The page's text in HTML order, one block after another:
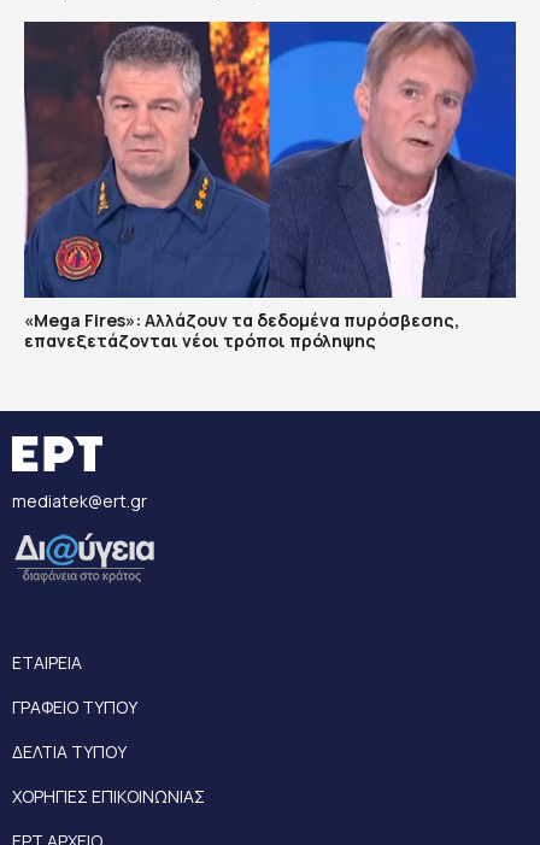
«Mega Fires»: Αλλάζουν τα δεδομένα πυρόσβεσης,
επανεξετάζονται νέοι τρόποι πρόληψης
mediatek@ert.gr
ΕΤΑΙΡΕΙΑ
ΓΡΑΦΕΙΟ ΤΥΠΟΥ
ΔΕΛΤΙΑ ΤΥΠΟΥ
ΧΟΡΗΓΙΕΣ ΕΠΙΚΟΙΝΩΝΙΑΣ